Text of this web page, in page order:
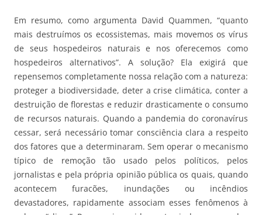
Em resumo, como argumenta David Quammen, “quanto
mais destruímos os ecossistemas, mais movemos os vírus
de seus hospedeiros naturais e nos oferecemos como
hospedeiros alternativos”. A solução? Ela exigirá que
repensemos completamente nossa relação com a natureza:
proteger a biodiversidade, deter a crise climática, conter a
destruição de florestas e reduzir drasticamente o consumo
de recursos naturais. Quando a pandemia do coronavírus
cessar, será necessário tomar consciência clara a respeito
dos fatores que a determinaram. Sem operar o mecanismo
típico de remoção tão usado pelos políticos, pelos
jornalistas e pela própria opinião pública os quais, quando
acontecem furacões, inundações ou incêndios
devastadores, rapidamente associam esses fenômenos à